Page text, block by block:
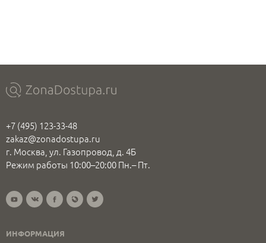
+7 (495) 123-33-48
zakaz@zonadostupa.ru
г. Москва, ул. Газопровод, д. 4Б
Режим работы 10:00–20:00 Пн.– Пт.
ИНФОРМАЦИЯ